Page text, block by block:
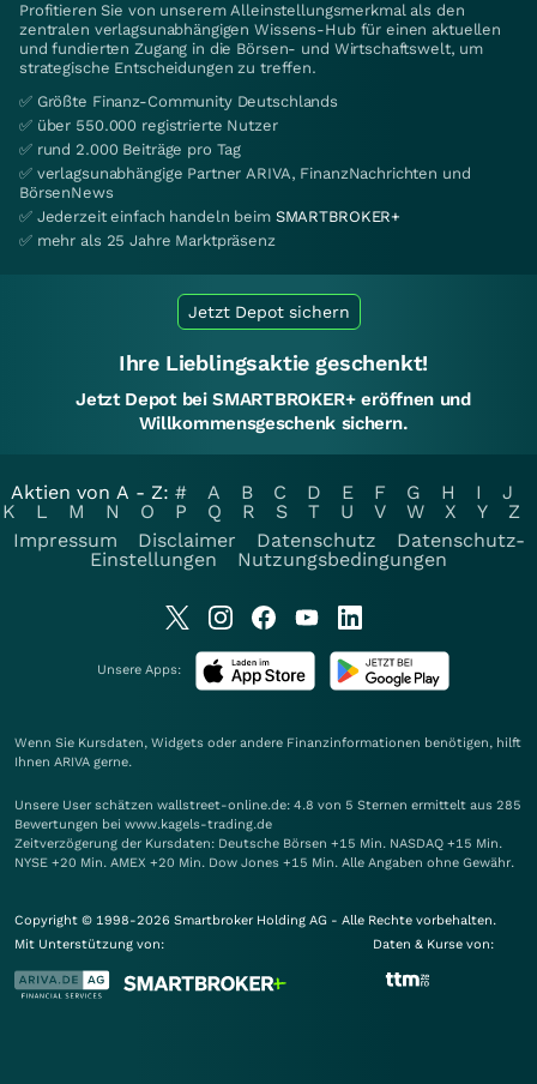
Profitieren Sie von unserem Alleinstellungsmerkmal als den
zentralen verlagsunabhängigen Wissens-Hub für einen aktuellen
und fundierten Zugang in die Börsen- und Wirtschaftswelt, um
strategische Entscheidungen zu treffen.
✅ Größte Finanz-Community Deutschlands
✅ über 550.000 registrierte Nutzer
✅ rund 2.000 Beiträge pro Tag
✅ verlagsunabhängige Partner ARIVA, FinanzNachrichten und
BörsenNews
✅ Jederzeit einfach handeln beim SMARTBROKER+
✅ mehr als 25 Jahre Marktpräsenz
Jetzt Depot sichern
Ihre Lieblingsaktie geschenkt!
Jetzt Depot bei SMARTBROKER+ eröffnen und
Willkommensgeschenk sichern.
Aktien von A - Z: # A B C D E F G H I
J
K
L M N O P Q R S T U V W X Y
Z
Impressum
Disclaimer Datenschutz
Datenschutz-
Einstellungen
Nutzungsbedingungen
Unsere Apps:
Wenn Sie Kursdaten, Widgets oder andere Finanzinformationen benötigen, hilft
Ihnen ARIVA gerne.
Unsere User schätzen wallstreet-online.de: 4.8 von 5 Sternen ermittelt aus 285
Bewertungen bei www.kagels-trading.de
Zeitverzögerung der Kursdaten: Deutsche Börsen +15 Min. NASDAQ +15 Min.
NYSE +20 Min. AMEX +20 Min. Dow Jones +15 Min. Alle Angaben ohne Gewähr.
Copyright © 1998-2026 Smartbroker Holding AG - Alle Rechte vorbehalten.
Mit Unterstützung von:
Daten & Kurse von: